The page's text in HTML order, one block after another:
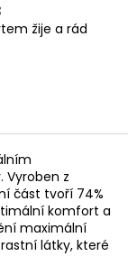
žije a rád
Vyroben z
část tvoří 74%
komfort a
maximální
látky, které